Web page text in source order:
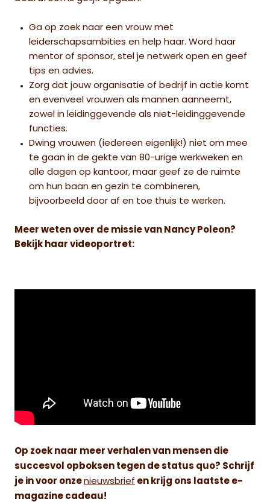
Ga op zoek naar een vrouw met
leiderschapsambities en help haar. Word haar
mentor of sponsor, stel je netwerk open en geef
tips en advies.
Zorg dat jouw organisatie of bedrijf in actie komt
en evenveel vrouwen als mannen aanneemt,
zowel in leidinggevende als niet-leidinggevende
functies.
Dwing vrouwen (iedereen eigenlijk!) niet om mee
te gaan in de gekte van 80-urige werkweken en
alle dagen op kantoor, maar geef ze de ruimte
om hun baan en gezin te combineren,
bijvoorbeeld door af en toe thuis te werken.
Meer weten over de missie van Nancy Poleon?
Bekijk haar videoportret:
Op zoek naar meer verhalen van mensen die
succesvol opboksen tegen de status quo? Schrijf
je in voor onze nieuwsbrief en krijg ons laatste e-
magazine cadeau!